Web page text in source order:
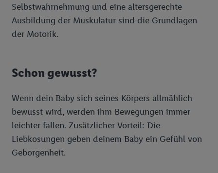
Selbstwahrnehmung und eine altersgerechte
Ausbildung der Muskulatur sind die Grundlagen
der Motorik.
Schon gewusst?
Wenn dein Baby sich seines Körpers allmählich
bewusst wird, werden ihm Bewegungen immer
leichter fallen. Zusätzlicher Vorteil: Die
Liebkosungen geben deinem Baby ein Gefühl von
Geborgenheit.